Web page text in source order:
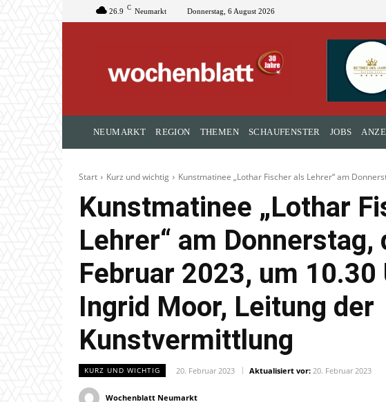
26.9 C Neumarkt Donnerstag, 6 August 2026
NEUMARKT REGION THEMEN SCHAUFENSTER JOBS
Start Kurz und wichtig Kunstmatinee „Lothar Fischer als Lehrer“ am
Kunstmatinee „Lothar
Lehrer“ am Donnerstag,
Februar 2023, um 10.30
Ingrid Moor, Leitung der
Kunstvermittlung
KURZ UND WICHTIG 20. Februar 2023 Aktualisiert vor: 20. Februar 2023
Wochenblatt Neumarkt